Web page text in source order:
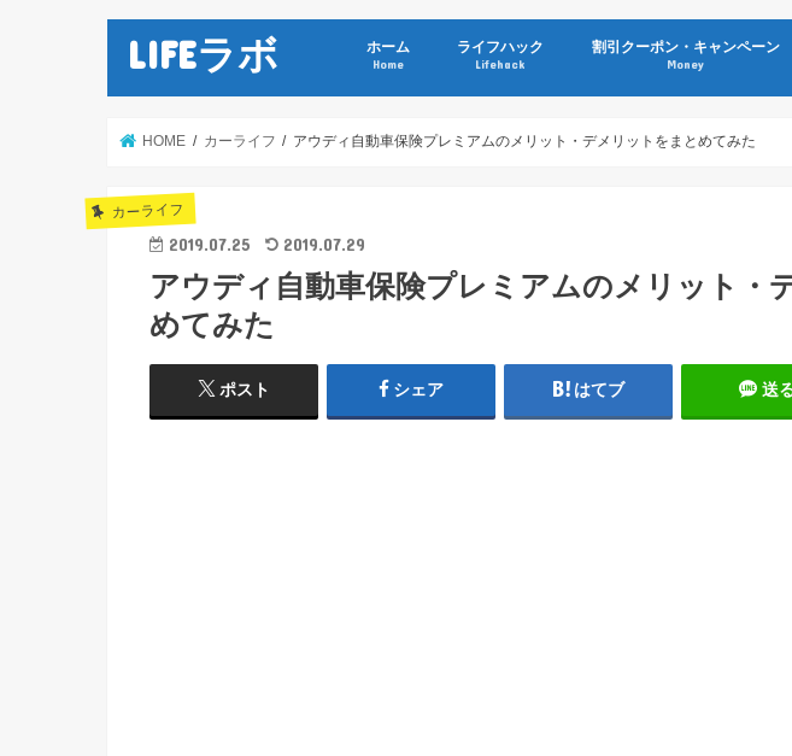
LIFEラボ ホーム
Home
ライフハック
Lifehack
割引クーポン・キャンペーン
Money
HOME カーライフ アウディ自動車保険プレミアムのメリット・デメリットをまとめてみた
カーライフ
2019.07.25 2019.07.29
アウディ自動車保険プレミアムのメリット・
めてみた
ポスト シェア はてブ 送